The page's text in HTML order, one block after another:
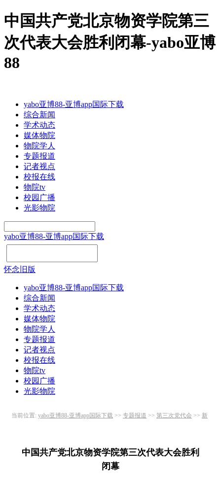
中国共产党北京物资学院第三
次代表大会胜利闭幕-yabo亚博
88
yabo亚博88-亚博app国际下载
综合新闻
学术动态
媒体物院
物院学人
专题报道
记者视点
校报在线
物院tv
校园广播
光影物院
yabo亚博88-亚博app国际下载
怀念旧版
yabo亚博88-亚博app国际下载
综合新闻
学术动态
媒体物院
物院学人
专题报道
记者视点
校报在线
物院tv
校园广播
光影物院
当前位置: yabo亚博88-亚博app国际下载 >> 专题报道 >> 第三次党代会 >> 新
中国共产党北京物资学院第三次代表大会胜利
闭幕